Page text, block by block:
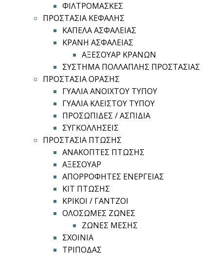
ΦΙΛΤΡΟΜΑΣΚΕΣ
ΠΡΟΣΤΑΣΙΑ ΚΕΦΑΛΗΣ
ΚΑΠΕΛΑ ΑΣΦΑΛΕΙΑΣ
ΚΡΑΝΗ ΑΣΦΑΛΕΙΑΣ
ΑΞΕΣΟΥΑΡ ΚΡΑΝΩΝ
ΣΥΣΤΗΜΑ ΠΟΛΛΑΠΛΗΣ ΠΡΟΣΤΑΣΙΑΣ
ΠΡΟΣΤΑΣΙΑ ΟΡΑΣΗΣ
ΓΥΑΛΙΑ ΑΝΟΙΧΤΟΥ ΤΥΠΟΥ
ΓΥΑΛΙΑ ΚΛΕΙΣΤΟΥ ΤΥΠΟΥ
ΠΡΟΣΩΠΙΔΕΣ / ΑΣΠΙΔΙΑ
ΣΥΓΚΟΛΛΗΣΕΙΣ
ΠΡΟΣΤΑΣΙΑ ΠΤΩΣΗΣ
ΑΝΑΚΟΠΤΕΣ ΠΤΩΣΗΣ
ΑΞΕΣΟΥΑΡ
ΑΠΟΡΡΟΦΗΤΕΣ ΕΝΕΡΓΕΙΑΣ
ΚΙΤ ΠΤΩΣΗΣ
ΚΡΙΚΟΙ / ΓΑΝΤΖΟΙ
ΟΛΟΣΩΜΕΣ ΖΩΝΕΣ
ΖΩΝΕΣ ΜΕΣΗΣ
ΣΧΟΙΝΙΑ
ΤΡΙΠΟΔΑΣ